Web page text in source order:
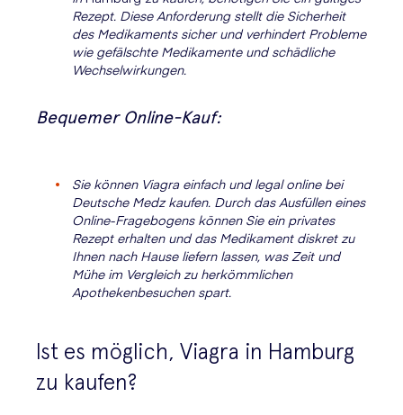
Rezept. Diese Anforderung stellt die Sicherheit
des Medikaments sicher und verhindert Probleme
wie gefälschte Medikamente und schädliche
Wechselwirkungen.
Bequemer Online-Kauf:
Sie können Viagra einfach und legal online bei
Deutsche Medz kaufen. Durch das Ausfüllen eines
Online-Fragebogens können Sie ein privates
Rezept erhalten und das Medikament diskret zu
Ihnen nach Hause liefern lassen, was Zeit und
Mühe im Vergleich zu herkömmlichen
Apothekenbesuchen spart.
Ist es möglich, Viagra in Hamburg
zu kaufen?